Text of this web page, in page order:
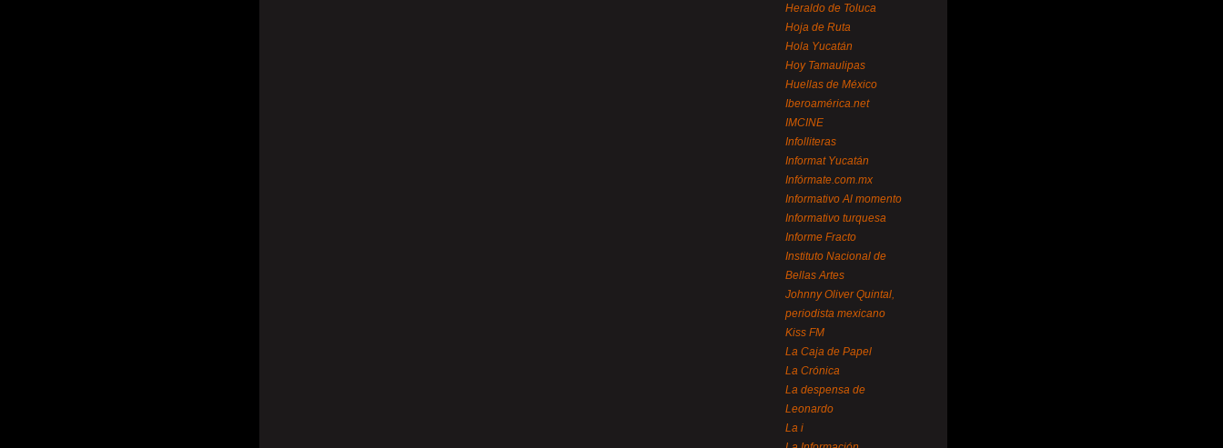
Heraldo de Toluca
Hoja de Ruta
Hola Yucatán
Hoy Tamaulipas
Huellas de México
Iberoamérica.net
IMCINE
Infolliteras
Informat Yucatán
Infórmate.com.mx
Informativo Al momento
Informativo turquesa
Informe Fracto
Instituto Nacional de
Bellas Artes
Johnny Oliver Quintal,
periodista mexicano
Kiss FM
La Caja de Papel
La Crónica
La despensa de
Leonardo
La i